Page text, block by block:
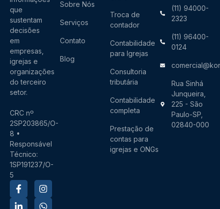
que
sustentam
decisões
em
empresas,
igrejas e
organizações
do terceiro
setor.
CRC nº
2SP203865/O-
8 •
Responsável
Técnico:
1SP191237/O-
5
Sobre Nós
Serviços
Contato
Blog
Troca de
contador
Contabilidade
para Igrejas
Consultoria
tributária
Contabilidade
completa
Prestação de
contas para
igrejas e ONGs
(11) 94000-
2323
(11) 96400-
0124
Rua Sinhá
Junqueira,
225 - São
Paulo-SP,
02840-000